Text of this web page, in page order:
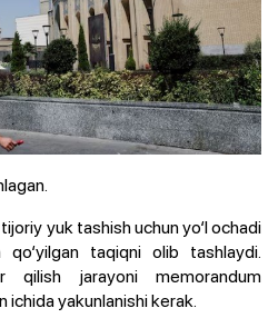
yuk tashish uchun yo‘l ochadi
taqiqni olib tashlaydi.
qilish jarayoni memorandum
ichida yakunlanishi kerak.